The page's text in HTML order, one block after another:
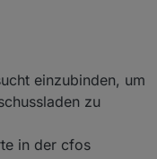
einzubinden, um
zu
in der cfos